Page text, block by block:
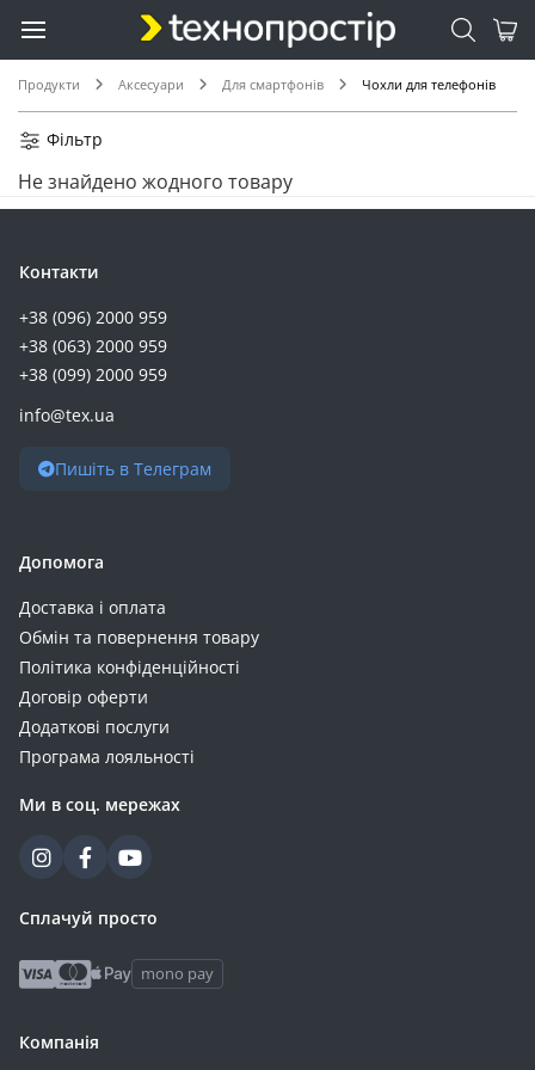
Продукти Аксесуари Для смартфонів Чохли для телефонів
Фільтр
Не знайдено жодного товару
Контакти
+38 (096) 2000 959
+38 (063) 2000 959
+38 (099) 2000 959
info@tex.ua
Пишіть в Телеграм
Допомога
Доставка і оплата
Обмін та повернення товару
Політика конфіденційності
Договір оферти
Додаткові послуги
Програма лояльності
Ми в соц. мережах
Сплачуй просто
mono pay
Компанія